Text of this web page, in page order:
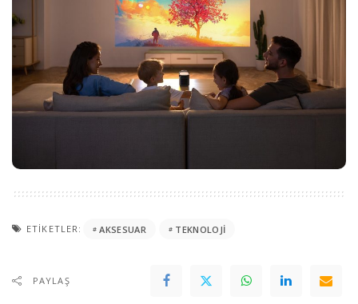
ETIKETLER: AKSESUAR TEKNOLOJI
PAYLAŞ